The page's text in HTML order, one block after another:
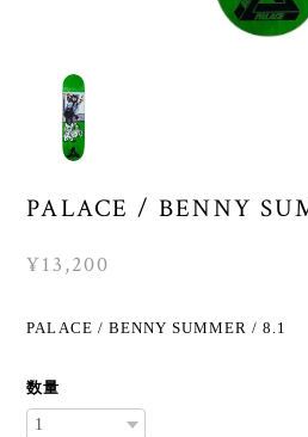
PALACE / BENNY
¥13,200
PALACE / BENNY SUMMER / 8.1
数量